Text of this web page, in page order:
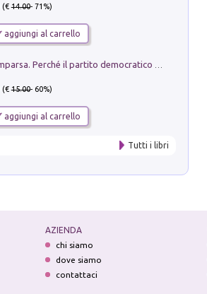
(€14.00- 71%)
aggiungi al carrello
(€15.00- 60%)
aggiungi al carrello
Tutti i libri
AZIENDA
chi siamo
dove siamo
contattaci